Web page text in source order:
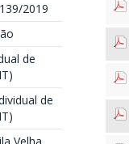
2019
de
de